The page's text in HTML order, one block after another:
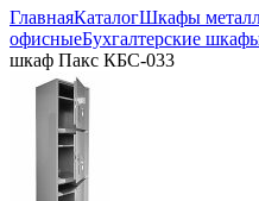
ГлавнаяКаталогШкафы
офисныеБухгалтерские
шкаф Пакс КБС-033